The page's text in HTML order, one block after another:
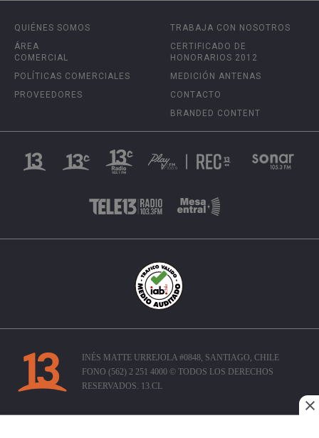
QUIÉNES SOMOS
ÁREA
COMERCIAL
POLÍTICAS COMERCIALES
PROVEEDORES
TRABAJA CON NOSOTROS
CERTIFICADO DE
HONORARIOS 2012
MEDICIÓN ANTENAS
CONTACTO
BRANDED CONTENT
INÉS MATTE URREJOLA #0848, SANTIAGO, CHILE
FONO (562) 2 251 4000 © TODOS LOS DERECHOS
RESERVADOS. 13.CL